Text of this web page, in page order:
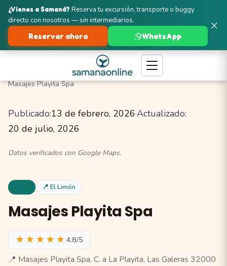
Turismo en Samaná El Limón
Spas y Bienestar
Masajes Playita Spa
Publicado:13 de febrero, 2026·Actualizado:
20 de julio, 2026
Datos verificados con Google Maps.
📍 El Limón
Masajes Playita Spa
★★★★★ 4.8/5
📍 Masajes Playita Spa, C. a La Playita, Las Galeras 32000
×
¿Vienes a Samaná? Reserva tu excursión, transporte o buggy
directo con nosotros — sin intermediarios.
Reservar ahora WhatsApp